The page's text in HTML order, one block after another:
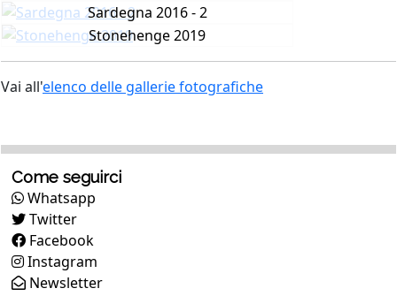
Sardegna 2016 - 2
Stonehenge 2019
Vai all'elenco delle gallerie fotografiche
Come seguirci
Whatsapp
Twitter
Facebook
Instagram
Newsletter